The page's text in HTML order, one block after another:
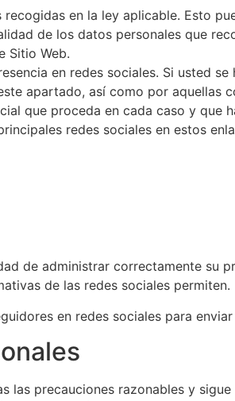
en la ley aplicable. Esto
de los datos personales que
Sitio Web.
en redes sociales. Si usted
apartado, así como por aquellas
que proceda en cada caso y que
redes sociales en estos
de administrar correctamente su
de las redes sociales permiten.
en redes sociales para
las precauciones razonables y